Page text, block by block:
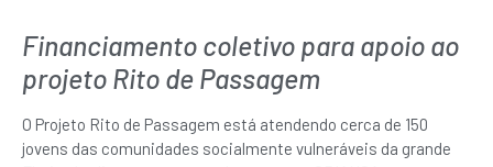
Financiamento coletivo para apoio ao
projeto Rito de Passagem
O Projeto Rito de Passagem está atendendo cerca de 150
jovens das comunidades socialmente vulneráveis da grande